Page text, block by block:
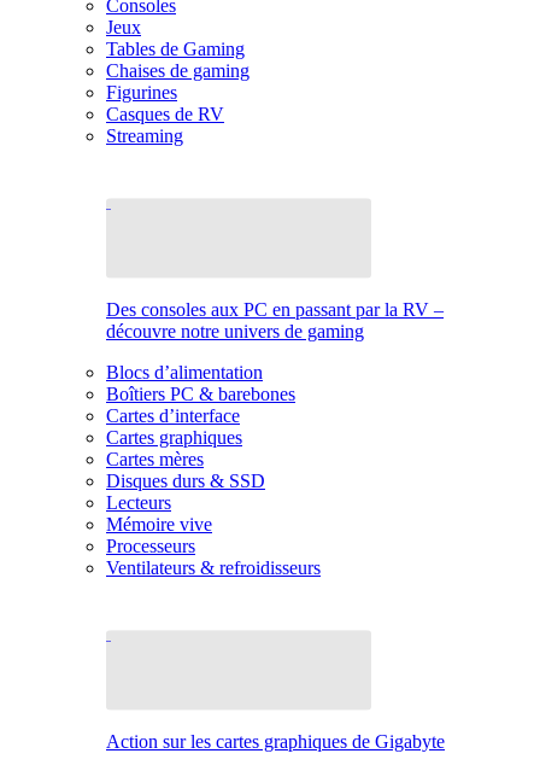
Consoles
Jeux
Tables de Gaming
Chaises de gaming
Figurines
Casques de RV
Streaming
Des consoles aux PC en passant par la RV –
découvre notre univers de gaming
Blocs d’alimentation
Boîtiers PC & barebones
Cartes d’interface
Cartes graphiques
Cartes mères
Disques durs & SSD
Lecteurs
Mémoire vive
Processeurs
Ventilateurs & refroidisseurs
Action sur les cartes graphiques de Gigabyte